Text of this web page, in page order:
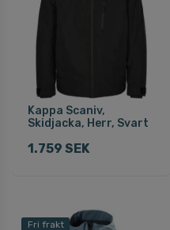
Kappa Scaniv,
Skidjacka, Herr, Svart
1.759 SEK
Fri frakt